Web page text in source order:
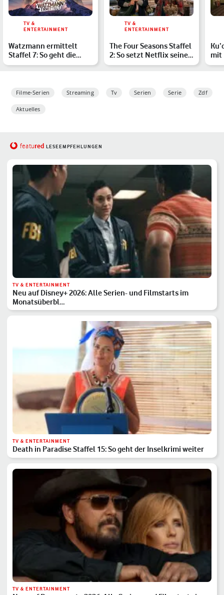
TV &
ENTERTAINMENT
Watzmann ermittelt
Staffel 7: So geht die
Alpen-Krimiserie im
TV &
ENTERTAINMENT
The Four Seasons Staffel
2: So setzt Netflix seinen
Überraschungs…
mit
Filme-Serien Streaming Tv Serien Serie Zdf
Aktuelles
featured LESEEMPFEHLUNGEN
TV & ENTERTAINMENT
Neu auf Disney+ 2026: Alle Serien- und Filmstarts im
Monatsüberbl…
TV & ENTERTAINMENT
Death in Paradise Staffel 15: So geht der Inselkrimi weiter
TV & ENTERTAINMENT